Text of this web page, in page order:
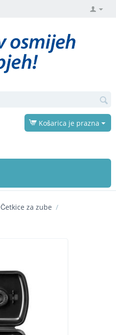
Košarica je prazna
Četkice za zube /